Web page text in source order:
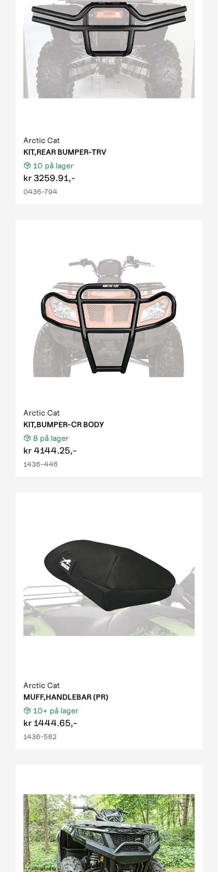
Arctic Cat
KIT,REAR BUMPER-TRV
10 på lager
kr 3259.91,-
0436-794
Arctic Cat
KIT,BUMPER-CR BODY
8 på lager
kr4144.25,-
1436-446
Arctic Cat
MUFF,HANDLEBAR (PR)
10+ på lager
kr 1444.65,-
1436-562